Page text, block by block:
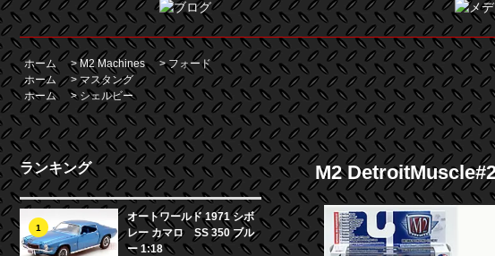
ホーム >M2 Machines >フォード
ホーム
>マスタング
ホーム
>シェルビー
ランキング
1
オートワールド 1971 シボ
レー カマロ SS 350 ブル
ー 1:18
M2